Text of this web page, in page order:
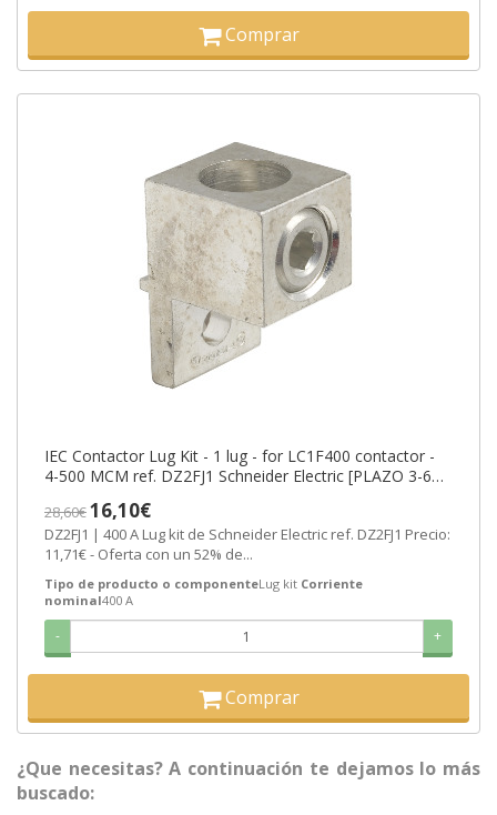
Comprar
IEC Contactor Lug Kit - 1 lug - for LC1F400 contactor -
4-500 MCM ref. DZ2FJ1 Schneider Electric [PLAZO 3-6
28,60€16,10€
DZ2FJ1 | 400 A Lug kit de Schneider Electric ref. DZ2FJ1 Precio:
11,71€ - Oferta con un 52% de...
Tipo de producto o componenteLug kit Corriente
nominal400 A
- +
Comprar
¿Que necesitas? A continuación te dejamos lo más
buscado: